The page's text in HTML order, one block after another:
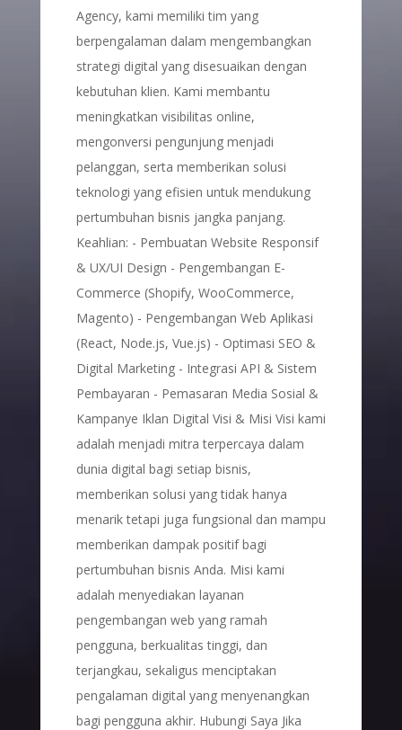
Agency, kami memiliki tim yang
berpengalaman dalam mengembangkan
strategi digital yang disesuaikan dengan
kebutuhan klien. Kami membantu
meningkatkan visibilitas online,
mengonversi pengunjung menjadi
pelanggan, serta memberikan solusi
teknologi yang efisien untuk mendukung
pertumbuhan bisnis jangka panjang.
Keahlian: - Pembuatan Website Responsif
& UX/UI Design - Pengembangan E-
Commerce (Shopify, WooCommerce,
Magento) - Pengembangan Web Aplikasi
(React, Node.js, Vue.js) - Optimasi SEO &
Digital Marketing - Integrasi API & Sistem
Pembayaran - Pemasaran Media Sosial &
Kampanye Iklan Digital Visi & Misi Visi kami
adalah menjadi mitra terpercaya dalam
dunia digital bagi setiap bisnis,
memberikan solusi yang tidak hanya
menarik tetapi juga fungsional dan mampu
memberikan dampak positif bagi
pertumbuhan bisnis Anda. Misi kami
adalah menyediakan layanan
pengembangan web yang ramah
pengguna, berkualitas tinggi, dan
terjangkau, sekaligus menciptakan
pengalaman digital yang menyenangkan
bagi pengguna akhir. Hubungi Saya Jika